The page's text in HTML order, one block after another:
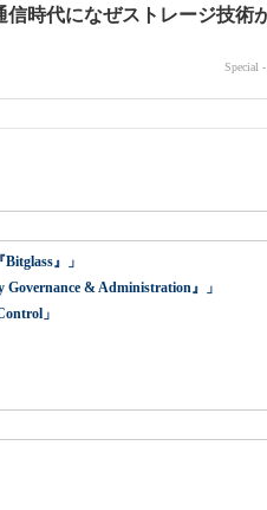
』」
& Administration』」
」